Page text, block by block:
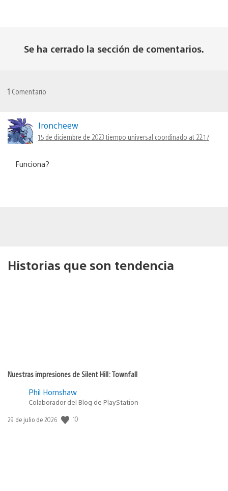
Se ha cerrado la sección de comentarios.
1 Comentario
Ironcheew
15 de diciembre de 2023 tiempo universal coordinado at 22:17
Funciona?
Historias que son tendencia
Nuestras impresiones de Silent Hill: Townfall
Phil Hornshaw
Colaborador del Blog de PlayStation
Fecha
29 de julio de 2026 10